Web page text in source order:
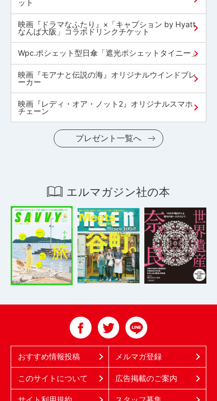
ット
映画『ドラマなふたり』×「キャプション by Hyatt
なんば大阪」コラボドリンクチケット
Wpc.ポシェット型日傘「遮光ポシェットタイニー」
映画『モアナと伝説の海』オリジナルウインドブレ
ーカー
映画『レディ・オア・ノット2』オリジナルスマホ
チェーン
プレゼント一覧へ
エルマガジン社の本
おすすめ情報投稿 メルマガ登録
このサイトについて 広告掲載のご案内